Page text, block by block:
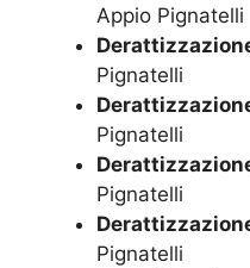
Appio Pignatelli
Pignatelli
Pignatelli
Pignatelli
Pignatelli